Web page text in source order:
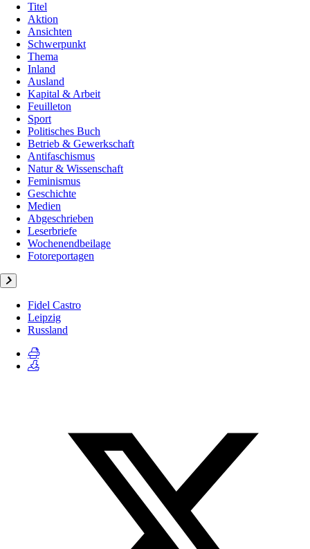
Titel
Aktion
Ansichten
Schwerpunkt
Thema
Inland
Ausland
Kapital & Arbeit
Feuilleton
Sport
Politisches Buch
Betrieb & Gewerkschaft
Antifaschismus
Natur & Wissenschaft
Feminismus
Geschichte
Medien
Abgeschrieben
Leserbriefe
Wochenendbeilage
Fotoreportagen
Fidel Castro
Leipzig
Russland